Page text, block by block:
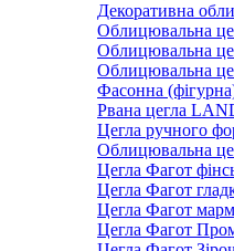
Декоративна
Облицювальна
Облицювальна
Облицювальна
Фасонна
Рвана цегла
Цегла ручного
Облицювальна
Цегла Фагот
Цегла Фагот
Цегла Фагот
Цегла Фагот